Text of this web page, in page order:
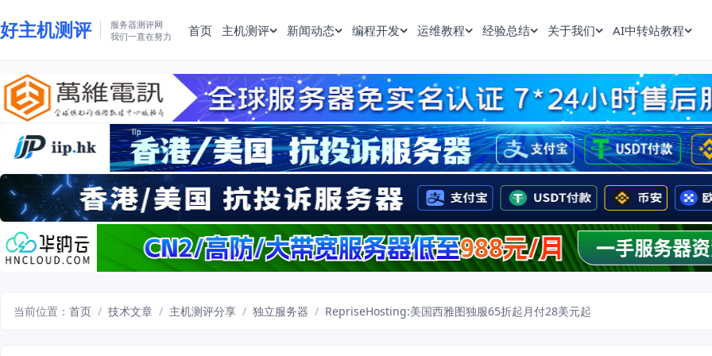
好主机测评
服务器测评网
我们一直在努力
首页 主机测评 新闻动态 编程开发 运维教程 经验总结 关于我们 AI中转站教程
当前位置： 首页 / 技术文章 / 主机测评分享 / 独立服务器 / RepriseHosting:美国西雅图独服65折起月付28美元起